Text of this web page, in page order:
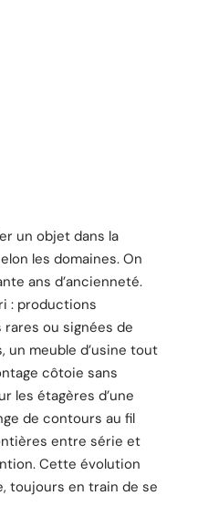
un objet dans la
les domaines. On
ans d’ancienneté.
: productions
ou signées de
un meuble d’usine tout
côtoie sans
les étagères d’une
de contours au fil
entre série et
Cette évolution
toujours en train de se